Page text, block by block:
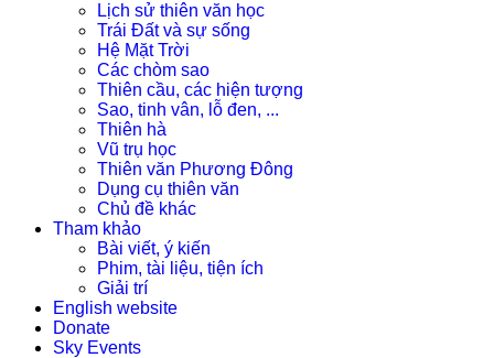
Lịch sử thiên văn học
Trái Đất và sự sống
Hệ Mặt Trời
Các chòm sao
Thiên cầu, các hiện tượng
Sao, tinh vân, lỗ đen, ...
Thiên hà
Vũ trụ học
Thiên văn Phương Đông
Dụng cụ thiên văn
Chủ đề khác
Tham khảo
Bài viết, ý kiến
Phim, tài liệu, tiện ích
Giải trí
English website
Donate
Sky Events